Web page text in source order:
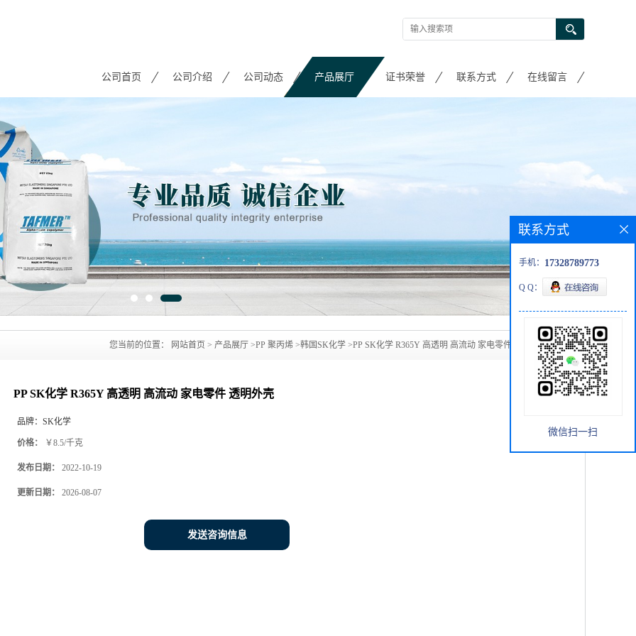
公司首页 公司介绍 公司动态 产品展厅 证书荣誉 联系方式 在线留言
您当前的位置： 网站首页 > 产品展厅 >PP 聚丙烯 >韩国SK化学 >PP SK化学 R365Y 高透明 高流动 家电零件 透明外壳
PP SK化学 R365Y 高透明 高流动 家电零件 透明外壳
品牌： SK化学
价格： ￥8.5/千克
发布日期： 2022-10-19
更新日期： 2026-08-07
发送咨询信息
联系方式
手机： 17328789773
Q Q：
微信扫一扫